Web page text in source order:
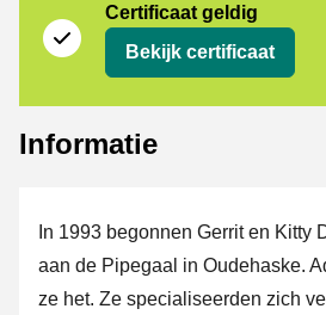
Certificaat geldig
Bekijk certificaat
Informatie
In 1993 begonnen Gerrit en Kitty
aan de Pipegaal in Oudehaske.
ze het. Ze specialiseerden zich